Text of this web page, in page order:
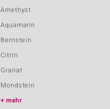
Amethyst
Aquamarin
Bernstein
Citrin
Granat
Mondstein
mehr